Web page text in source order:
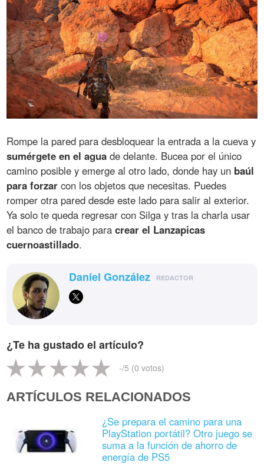
Rompe la pared para desbloquear la entrada a la cueva y
sumérgete en el agua de delante. Bucea por el único
camino posible y emerge al otro lado, donde hay un baúl
para forzar con los objetos que necesitas. Puedes
romper otra pared desde este lado para salir al exterior.
Ya solo te queda regresar con Silga y tras la charla usar
el banco de trabajo paracrear el Lanzapicas
cuernoastillado.
Daniel González REDACTOR
¿Te ha gustado el artículo?
-/5 (0 votos)
ARTÍCULOS RELACIONADOS
¿Se prepara el camino para una
PlayStation portátil? Otro juego se
suma a la función de ahorro de
energía de PS5